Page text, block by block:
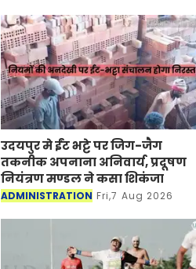
उदयपुर मे ईंट भट्टे पर जिग-जैग
तकनीक अपनाना अनिवार्य, प्रदूषण
नियंत्रण मण्डल ने कसा शिकंजा
ADMINISTRATION Fri,7 Aug 2026